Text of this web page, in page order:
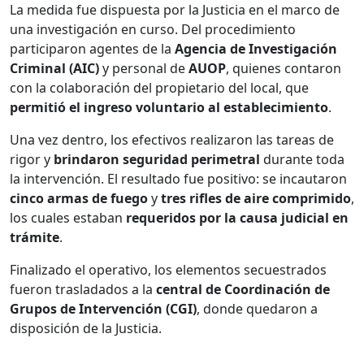
La medida fue dispuesta por la Justicia en el marco de
una investigación en curso. Del procedimiento
participaron agentes de la Agencia de Investigación
Criminal (AIC)y personal deAUOP, quienes contaron
con la colaboración del propietario del local, que
permitió el ingreso voluntario al establecimiento.
Una vez dentro, los efectivos realizaron las tareas de
rigor y brindaron seguridad perimetral durante toda
la intervención. El resultado fue positivo: se incautaron
cinco armas de fuegoytres rifles de aire comprimido,
los cuales estaban requeridos por la causa judicial en
trámite.
Finalizado el operativo, los elementos secuestrados
fueron trasladados a la central de Coordinación de
Grupos de Intervención (CGI), donde quedaron a
disposición de la Justicia.